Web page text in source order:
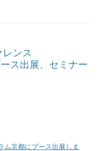
ンス
ス出展、セミナー
ム京都にブース出展しま